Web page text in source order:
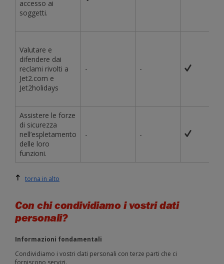
accesso ai
soggetti.
Valutare e
difendere dai
reclami rivolti a
Jet2.com e
Jet2holidays
- -
Assistere le forze
di sicurezza
nell’espletamento
delle loro
funzioni.
- -
torna in alto
Con chi condividiamo i vostri dati
personali?
Informazioni fondamentali
Condividiamo i vostri dati personali con terze parti che ci
forniscono servizi.